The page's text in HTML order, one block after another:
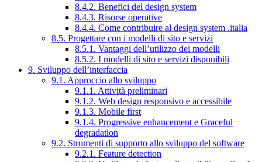
8.4.2. Benefici del design system
8.4.3. Risorse operative
8.4.4. Come contribuire al design system .italia
8.5. Progettare con i modelli di sito e servizi
8.5.1. Vantaggi dell’utilizzo dei modelli
8.5.2. I modelli di sito e servizi disponibili
9. Sviluppo dell’interfaccia
9.1. Approccio allo sviluppo
9.1.1. Attività preliminari
9.1.2. Web design responsivo e accessibile
9.1.3. Mobile first
9.1.4. Progressive enhancement e Graceful
degradation
9.2. Strumenti di supporto allo sviluppo del software
9.2.1. Feature detection